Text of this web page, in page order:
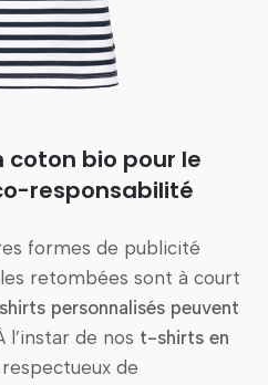
coton bio pour le
responsabilité
formes de publicité
retombées sont à court
personnalisés peuvent
l’instar de nos t-shirts en
de